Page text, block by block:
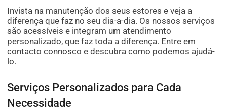
Invista na manutenção dos seus estores e veja a
diferença que faz no seu dia-a-dia. Os nossos serviços
são acessíveis e integram um atendimento
personalizado, que faz toda a diferença. Entre em
contacto connosco e descubra como podemos ajudá-
lo.
Serviços Personalizados para Cada
Necessidade